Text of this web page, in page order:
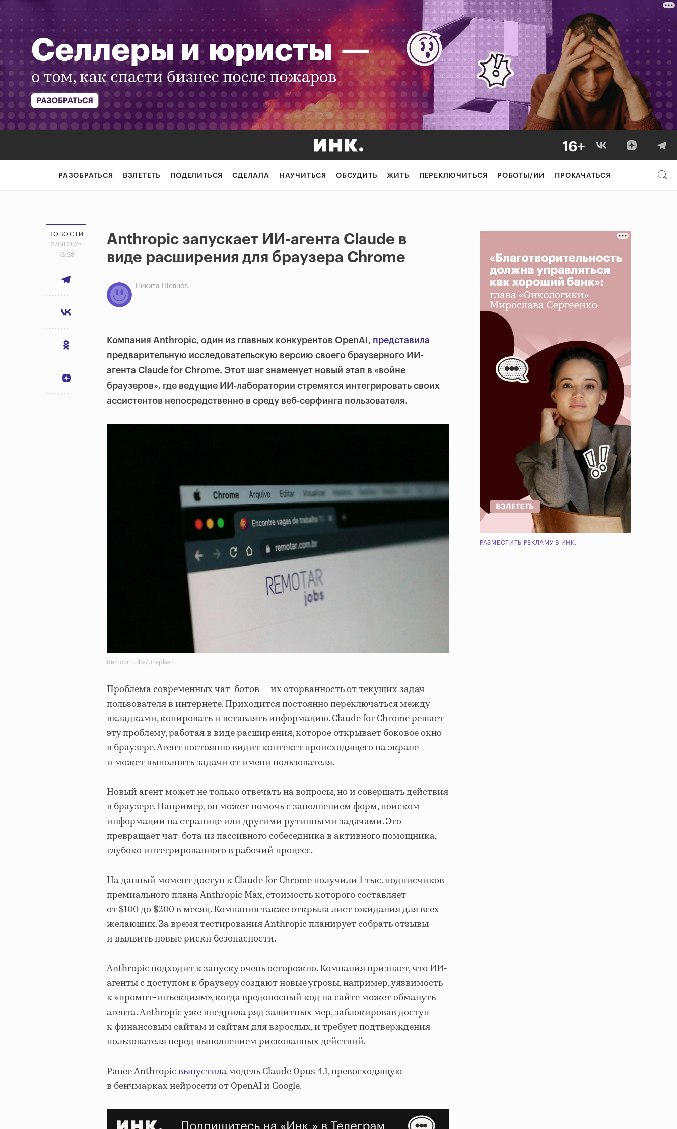
РАЗОБРАТЬСЯ ВЗЛЕТЕТЬ ПОДЕЛИТЬСЯ СДЕЛАЛА НАУЧИТЬСЯ ОБСУДИТЬ ЖИТЬ ПЕРЕКЛЮЧИТЬСЯ РОБОТЫ/ИИ ПРОКАЧАТЬСЯ
НОВОСТИ
27.08.2025
13:38
Anthropic запускает ИИ-агента Claude в
виде расширения для браузера Chrome
Никита Шевцев
Компания Anthropic, один из главных конкурентов OpenAI, представила
предварительную исследовательскую версию своего браузерного ИИ-
агента Claude for Chrome. Этот шаг знаменует новый этап в «войне
браузеров», где ведущие ИИ-лаборатории стремятся интегрировать своих
ассистентов непосредственно в среду веб-серфинга пользователя.
Remotar Jobs/Unsplash
Проблема современных чат-ботов — их оторванность от текущих задач
пользователя в интернете. Приходится постоянно переключаться между
вкладками, копировать и вставлять информацию. Claude for Chrome решает
эту проблему, работая в виде расширения, которое открывает боковое окно
в браузере. Агент постоянно видит контекст происходящего на экране
и может выполнять задачи от имени пользователя.
Новый агент может не только отвечать на вопросы, но и совершать действия
в браузере. Например, он может помочь с заполнением форм, поиском
информации на странице или другими рутинными задачами. Это
превращает чат-бота из пассивного собеседника в активного помощника,
глубоко интегрированного в рабочий процесс.
На данный момент доступ к Claude for Chrome получили 1 тыс. подписчиков
премиального плана Anthropic Max, стоимость которого составляет
от $100 до $200 в месяц. Компания также открыла лист ожидания для всех
желающих. За время тестирования Anthropic планирует собрать отзывы
и выявить новые риски безопасности.
Anthropic подходит к запуску очень осторожно. Компания признает, что ИИ-
агенты с доступом к браузеру создают новые угрозы, например, уязвимость
к «промпт-инъекциям», когда вредоносный код на сайте может обмануть
агента. Anthropic уже внедрила ряд защитных мер, заблокировав доступ
к финансовым сайтам и сайтам для взрослых, и требует подтверждения
пользователя перед выполнением рискованных действий.
Ранее Anthropicвыпустиламодель Claude Opus 4.1, превосходящую
в бенчмарках нейросети от OpenAI и Google.
РАЗМЕСТИТЬ РЕКЛАМУ В ИНК.